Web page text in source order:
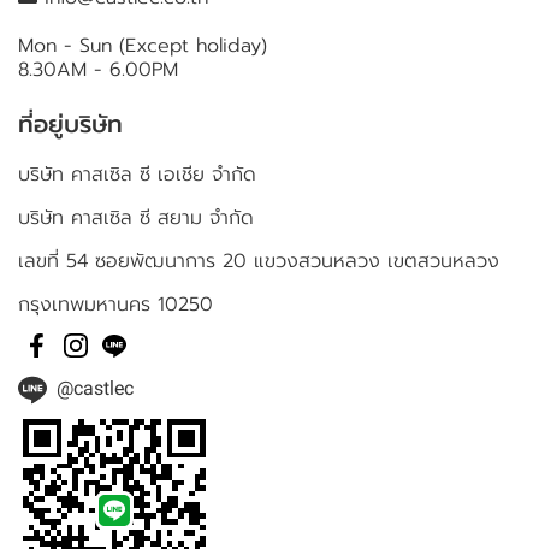
Mon - Sun (Except holiday)
8.30AM - 6.00PM
ที่อยู่บริษัท
บริษัท คาสเซิล ซี เอเชีย จำกัด
บริษัท คาสเซิล ซี สยาม จำกัด
เลขที่ 54 ซอยพัฒนาการ 20 แขวงสวนหลวง เขตสวนหลวง
กรุงเทพมหานคร 10250
@castlec